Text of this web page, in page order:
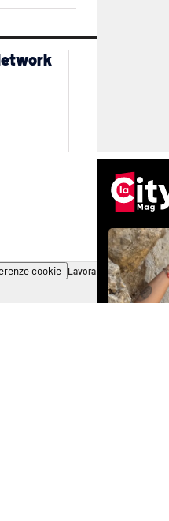
cookie Lavora con noi